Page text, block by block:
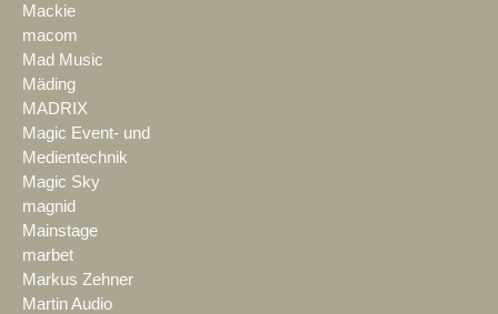
Mackie
macom
Mad Music
Mäding
MADRIX
Magic Event- und
Medientechnik
Magic Sky
magnid
Mainstage
marbet
Markus Zehner
Martin Audio